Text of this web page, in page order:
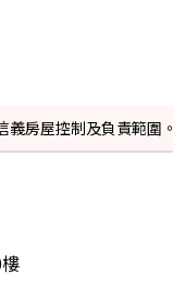
房屋控制及負責範圍。
樓